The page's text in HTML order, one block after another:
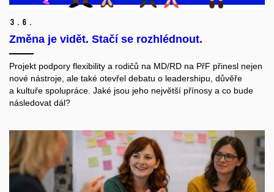
3. 6.
Změna je vidět. Stačí se rozhlédnout.
Projekt podpory flexibility a rodičů na MD/RD na PřF přinesl nejen
nové nástroje, ale také otevřel debatu o leadershipu, důvěře
a kultuře spolupráce. Jaké jsou jeho největší přínosy a co bude
následovat dál?